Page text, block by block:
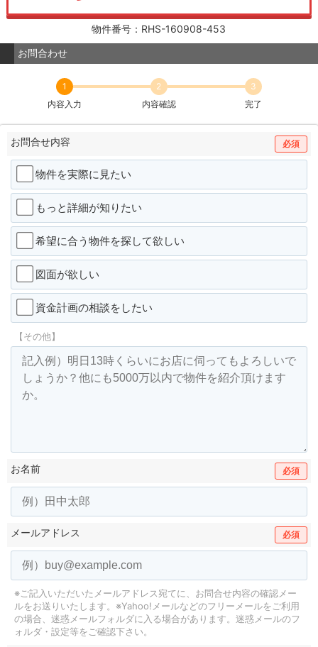
物件番号：RHS-160908-453
お問合わせ
1
内容入力
2
内容確認
3
完了
お問合せ内容 必須
物件を実際に見たい
もっと詳細が知りたい
希望に合う物件を探して欲しい
図面が欲しい
資金計画の相談をしたい
【その他】
お名前 必須
メールアドレス 必須
※ご記入いただいたメールアドレス宛てに、お問合せ内容の確認メー
ルをお送りいたします。 ※Yahoo!メールなどのフリーメールをご利用
の場合、迷惑メールフォルダに入る場合があります。 迷惑メールのフ
ォルダ・設定等をご確認下さい。